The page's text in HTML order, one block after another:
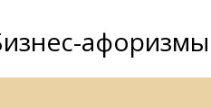
афоризмы